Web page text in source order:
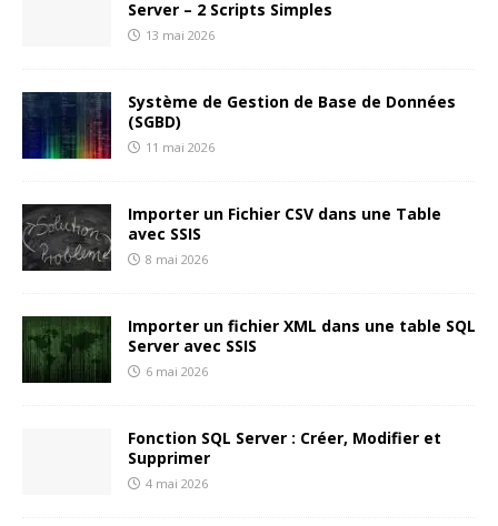
Server – 2 Scripts Simples
13 mai 2026
Système de Gestion de Base de Données
(SGBD)
11 mai 2026
Importer un Fichier CSV dans une Table
avec SSIS
8 mai 2026
Importer un fichier XML dans une table SQL
Server avec SSIS
6 mai 2026
Fonction SQL Server : Créer, Modifier et
Supprimer
4 mai 2026